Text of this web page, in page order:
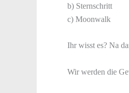
b) Sternschritt
c) Moonwalk
Ihr wisst es? Na
Wir werden die